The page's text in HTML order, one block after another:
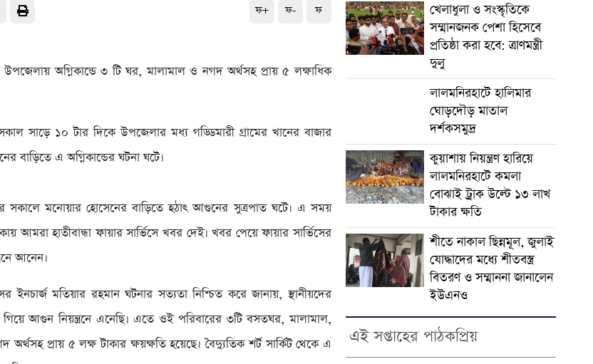
ফ+ ফ- ফ
উপজেলায় অগ্নিকান্ডে ৩ টি ঘর, মালামাল ও নগদ অর্থসহ প্রায় ৫ লক্ষাধিক
সাড়ে ১০ টার দিকে উপজেলার মধ্য গড্ডিমারী গ্রামের খানের বাজার
বাড়িতে এ অগ্নিকান্ডের ঘটনা ঘটে।
সকালে মনোয়ার হোসেনের বাড়িতে হঠাৎ আগুনের সুত্রপাত ঘটে। এ সময়
আমরা হাতীবান্ধা ফায়ার সার্ভিসে খবর দেই। খবর পেয়ে ফায়ার সার্ভিসের
আনেন।
ইনচার্জ মতিয়ার রহমান ঘটনার সত্যতা নিশ্চিত করে জানায়, স্থানীয়দের
আগুন নিয়ন্ত্রনে এনেছি। এতে ওই পরিবারের ৩টি বসতঘর, মালামাল,
প্রায় ৫ লক্ষ টাকার ক্ষয়ক্ষতি হয়েছে। বৈদ্যুতিক শর্ট সার্কিট থেকে এ
খেলাধুলা ও সংস্কৃতিকে
সম্মানজনক পেশা হিসেবে
প্রতিষ্ঠা করা হবে: ত্রাণমন্ত্রী
দুলু
লালমনিরহাটে হালিমার
ঘোড়দৌড় মাতাল
দর্শকসমুদ্র
কুয়াশায় নিয়ন্ত্রণ হারিয়ে
লালমনিরহাটে কমলা
বোঝাই ট্রাক উল্টে ১৩ লাখ
টাকার ক্ষতি
শীতে নাকাল ছিন্নমূল, জুলাই
যোদ্ধাদের মধ্যে শীতবস্ত্র
বিতরণ ও সম্মাননা জানালেন
ইউএনও
এই সপ্তাহের পাঠকপ্রিয়